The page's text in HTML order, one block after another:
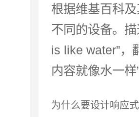
根据维基百科
不同的设备。
is like water”，
内容就像水一样”
为什么要设计响应